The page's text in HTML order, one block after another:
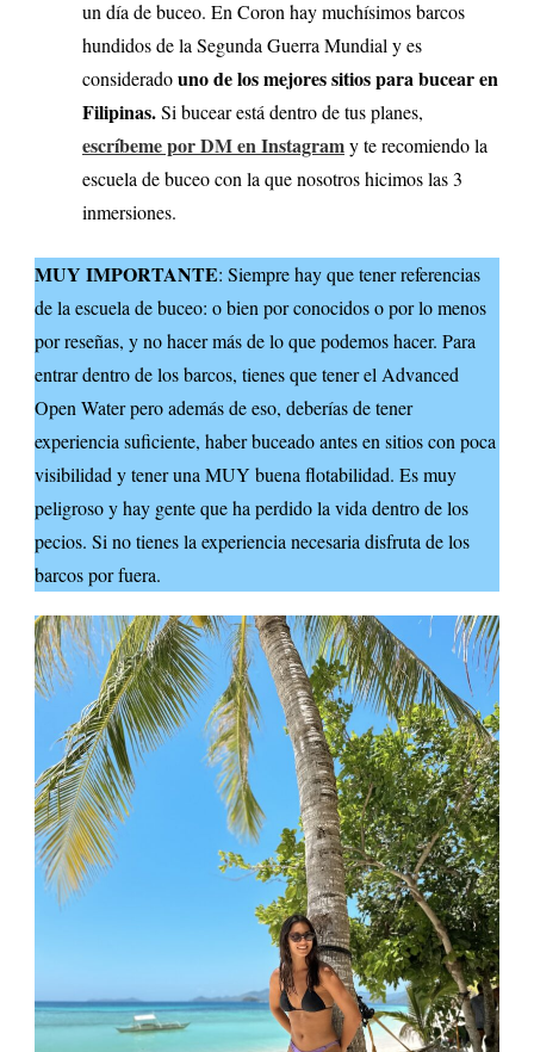
un día de buceo. En Coron hay muchísimos barcos
hundidos de la Segunda Guerra Mundial y es
consideradouno de los mejores sitios para bucear en
Filipinas.Si bucear está dentro de tus planes,
escríbeme por DM en Instagramy te recomiendo la
escuela de buceo con la que nosotros hicimos las 3
inmersiones.
MUY IMPORTANTE: Siempre hay que tener referencias
de la escuela de buceo: o bien por conocidos o por lo menos
por reseñas, y no hacer más de lo que podemos hacer. Para
entrar dentro de los barcos, tienes que tener el Advanced
Open Water pero además de eso, deberías de tener
experiencia suficiente, haber buceado antes en sitios con poca
visibilidad y tener una MUY buena flotabilidad. Es muy
peligroso y hay gente que ha perdido la vida dentro de los
pecios. Si no tienes la experiencia necesaria disfruta de los
barcos por fuera.